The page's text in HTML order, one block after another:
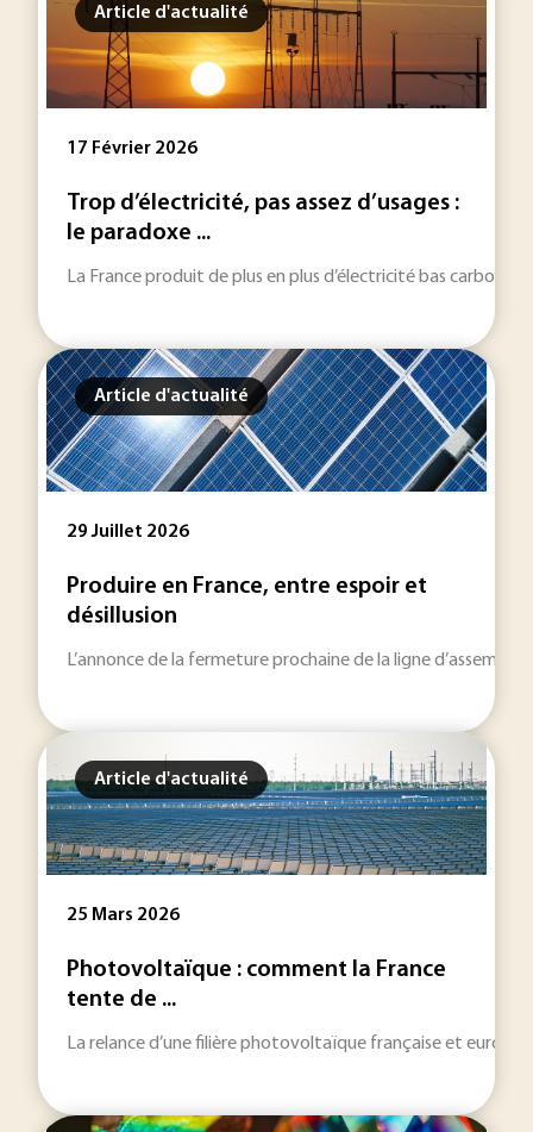
Article d'actualité
17 Février 2026
Trop d’électricité, pas assez d’usages :
le paradoxe ...
La France produit de plus en plus d’électricité bas
Article d'actualité
29 Juillet 2026
Produire en France, entre espoir et
désillusion
L’annonce de la fermeture prochaine de la ligne
Article d'actualité
25 Mars 2026
Photovoltaïque : comment la France
tente de ...
La relance d’une filière photovoltaïque française et